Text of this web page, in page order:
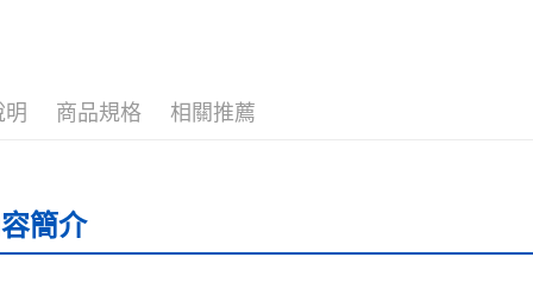
每筆
明 商品規格 相關推薦
簡介